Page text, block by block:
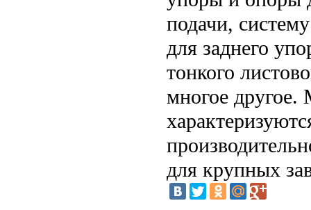
подачи,
для заднего
тонкого
многое
для крупных